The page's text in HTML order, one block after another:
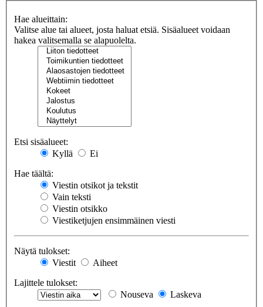
Hae alueittain:
Valitse alue tai alueet, josta haluat etsiä. Sisäalueet voidaan
hakea valitsemalla se alapuolelta.
Etsi sisäalueet:
Kyllä
Ei
Hae täältä:
Viestin otsikot ja tekstit
Vain teksti
Viestin otsikko
Viestiketjujen ensimmäinen viesti
Näytä tulokset:
Viestit
Aiheet
Lajittele tulokset:
Nouseva
Laskeva